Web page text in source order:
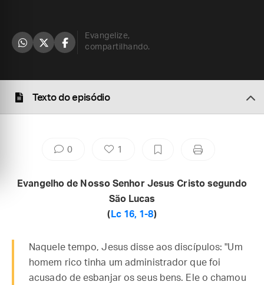
Evangelize,
compartilhando.
Texto do episódio
0 1
Evangelho de Nosso Senhor Jesus Cristo segundo
São Lucas
( Lc 16, 1-8)
Naquele tempo, Jesus disse aos discípulos: "Um
homem rico tinha um administrador que foi
acusado de esbanjar os seus bens. Ele o chamou